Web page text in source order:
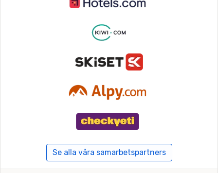
Se alla våra samarbetspartners